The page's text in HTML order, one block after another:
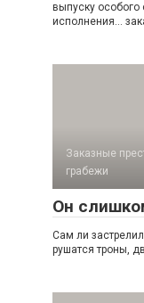
выпуску особого
исполнения…
Заказные
грабежи
Он
Сам ли
рушатся троны,